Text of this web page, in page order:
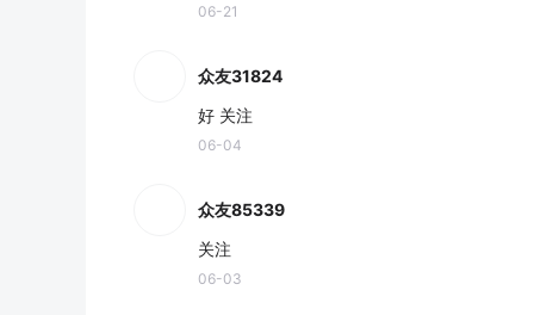
06-21
众友31824
好 关注
06-04
众友85339
关注
06-03